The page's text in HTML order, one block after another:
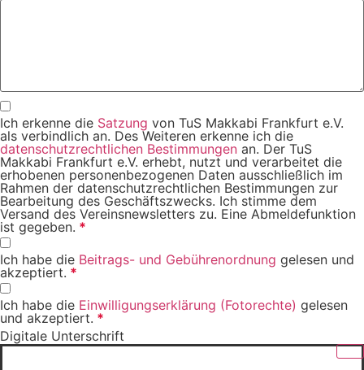
Ich erkenne die Satzung von TuS Makkabi Frankfurt e.V.
als verbindlich an. Des Weiteren erkenne ich die
datenschutzrechtlichen Bestimmungen an. Der TuS
Makkabi Frankfurt e.V. erhebt, nutzt und verarbeitet die
erhobenen personenbezogenen Daten ausschließlich im
Rahmen der datenschutzrechtlichen Bestimmungen zur
Bearbeitung des Geschäftszwecks. Ich stimme dem
Versand des Vereinsnewsletters zu. Eine Abmeldefunktion
ist gegeben. *
Ich habe die Beitrags- und Gebührenordnung gelesen und
akzeptiert. *
Ich habe die Einwilligungserklärung (Fotorechte) gelesen
und akzeptiert. *
Digitale Unterschrift